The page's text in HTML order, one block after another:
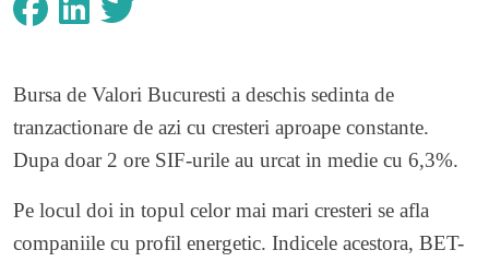
Bursa de Valori Bucuresti a deschis sedinta de
tranzactionare de azi cu cresteri aproape constante.
Dupa doar 2 ore SIF-urile au urcat in medie cu 6,3%.
Pe locul doi in topul celor mai mari cresteri se afla
companiile cu profil energetic. Indicele acestora, BET-